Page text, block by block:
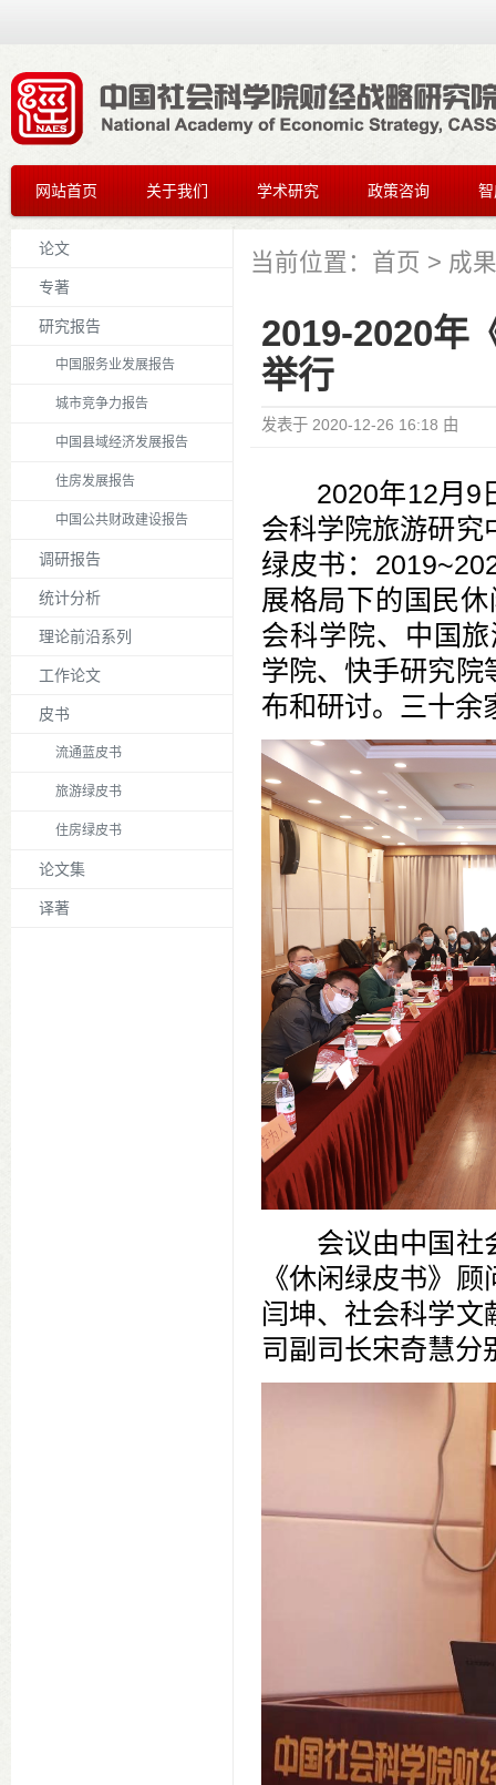
网站首页 关于我们 学术研究 政策咨询
论文
专著
研究报告
中国服务业发展报告
城市竞争力报告
中国县域经济发展报告
住房发展报告
中国公共财政建设报告
调研报告
统计分析
理论前沿系列
工作论文
皮书
流通蓝皮书
旅游绿皮书
住房绿皮书
论文集
译著
当前位置： 首页 > 成果
2019-2020年
举行
发表于 2020-12-26 16:18 由
2020年12月9
会科学院旅游研究
绿皮书：
展格局下的国民
会科学院、中国
学院、快手研究院
布和研讨。三十余
会议由中国社
《休闲绿皮书》
闫坤、社会科学文
司副司长宋奇慧分